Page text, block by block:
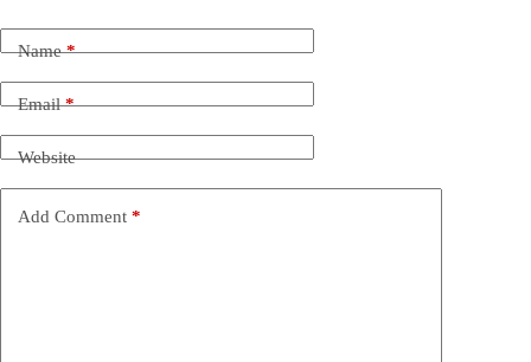
Name*
Email*
Website
Add Comment *